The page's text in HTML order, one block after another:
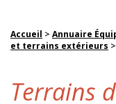
Accueil > Annuaire
et terrains extérieurs >
Terrains